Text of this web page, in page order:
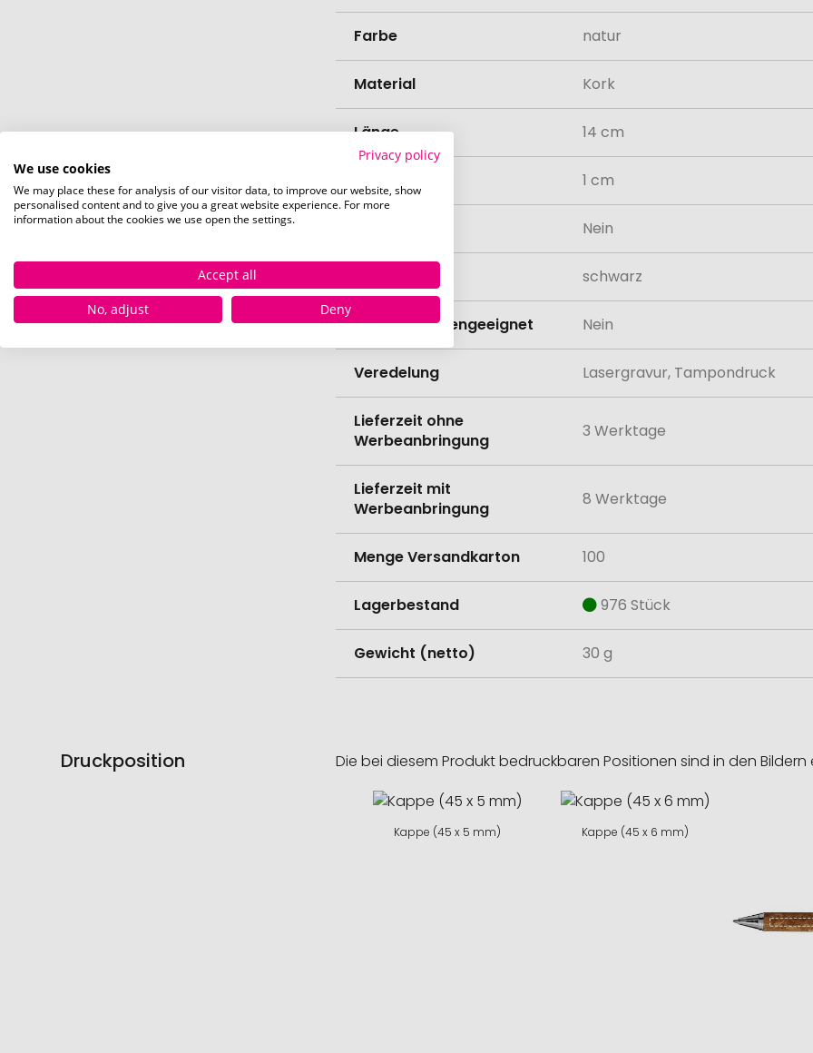
Farbe natur
Material Kork
Länge 14 cm
1 cm
Nein
schwarz
Spülmaschinengeeignet Nein
Veredelung Lasergravur, Tampondruck
Lieferzeit ohne
Werbeanbringung
3 Werktage
Lieferzeit mit
Werbeanbringung
8 Werktage
Menge Versandkarton 100
Lagerbestand 976 Stück
Gewicht (netto) 30 g
Druckposition Die bei diesem Produkt bedruckbaren Positionen sind in den
Kappe (45 x 5 mm) Kappe (45 x 6 mm)
Privacy policy
We use cookies
We may place these for analysis of our visitor data, to improve our website, show
personalised content and to give you a great website experience. For more
information about the cookies we use open the settings.
Accept all
No, adjust
Deny